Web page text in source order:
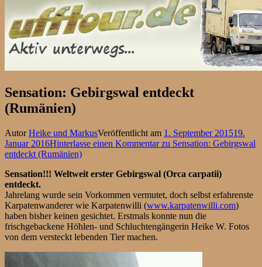
Sensation: Gebirgswal entdeckt
(Rumänien)
AutorHeike und MarkusVeröffentlicht am 1. September 201519.
Januar 2016Hinterlasse einen Kommentarzu Sensation: Gebirgswal
entdeckt (Rumänien)
Sensation!!! Weltweit erster Gebirgswal (Orca carpatii)
entdeckt.
Jahrelang wurde sein Vorkommen vermutet, doch selbst erfahrenste
Karpatenwanderer wie Karpatenwilli (www.karpatenwilli.com)
haben bisher keinen gesichtet. Erstmals konnte nun die
frischgebackene Höhlen- und Schluchtengängerin Heike W. Fotos
von dem versteckt lebenden Tier machen.